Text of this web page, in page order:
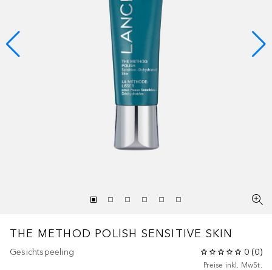
THE METHOD POLISH SENSITIVE SKIN
Gesichtspeeling 0 (0)
Preise inkl. MwSt.